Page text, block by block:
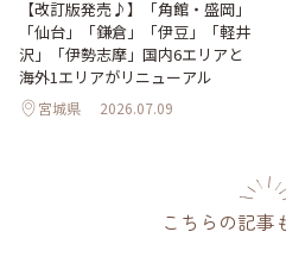
【改訂版発売♪】「角館・盛岡」
「仙台」「鎌倉」「伊豆」「軽井
沢」「伊勢志摩」国内6エリアと
海外1エリアがリニューアル
宮城県 2026.07.09
こちらの記事